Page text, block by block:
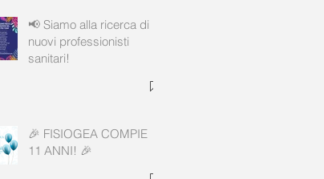
📢 Siamo alla ricerca di
nuovi professionisti
sanitari!
🎉 FISIOGEA COMPIE
11 ANNI! 🎉